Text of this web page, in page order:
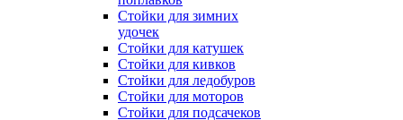
Стойки для зимних
удочек
Стойки для катушек
Стойки для кивков
Стойки для ледобуров
Стойки для моторов
Стойки для подсачеков